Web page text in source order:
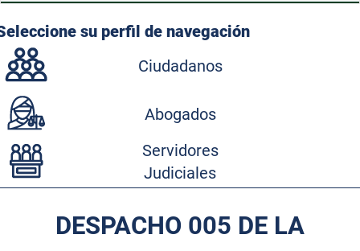
su perfil de navegación
Ciudadanos
Abogados
Servidores
Judiciales
DESPACHO 005 DE LA